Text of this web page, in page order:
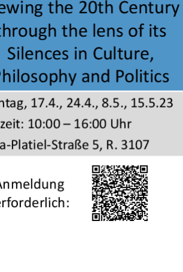
Link, öffnet neues Fenster)
(externer Link, öffnet neues Fenster)